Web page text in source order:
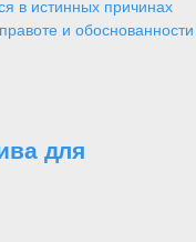
в истинных причинах
и обоснованности
для